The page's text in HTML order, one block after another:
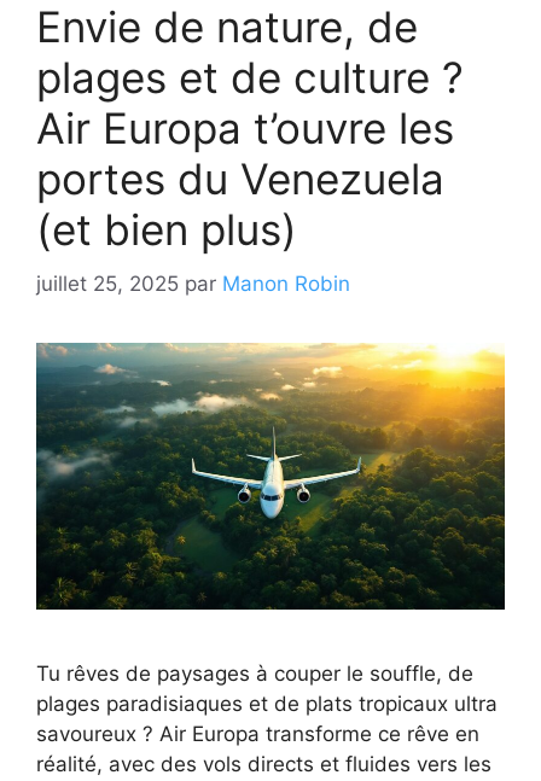
Envie de nature, de
plages et de culture ?
Air Europa t’ouvre les
portes du Venezuela
(et bien plus)
juillet 25, 2025 par Manon Robin
Tu rêves de paysages à couper le souffle, de
plages paradisiaques et de plats tropicaux ultra
savoureux ? Air Europa transforme ce rêve en
réalité, avec des vols directs et fluides vers les